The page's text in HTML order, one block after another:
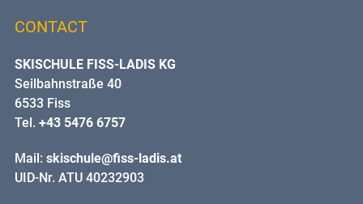
CONTACT
SKISCHULE FISS-LADIS KG
Seilbahnstraße 40
6533 Fiss
Tel.+43 5476 6757
Mail:skischule@fiss-ladis.at
UID-Nr. ATU 40232903